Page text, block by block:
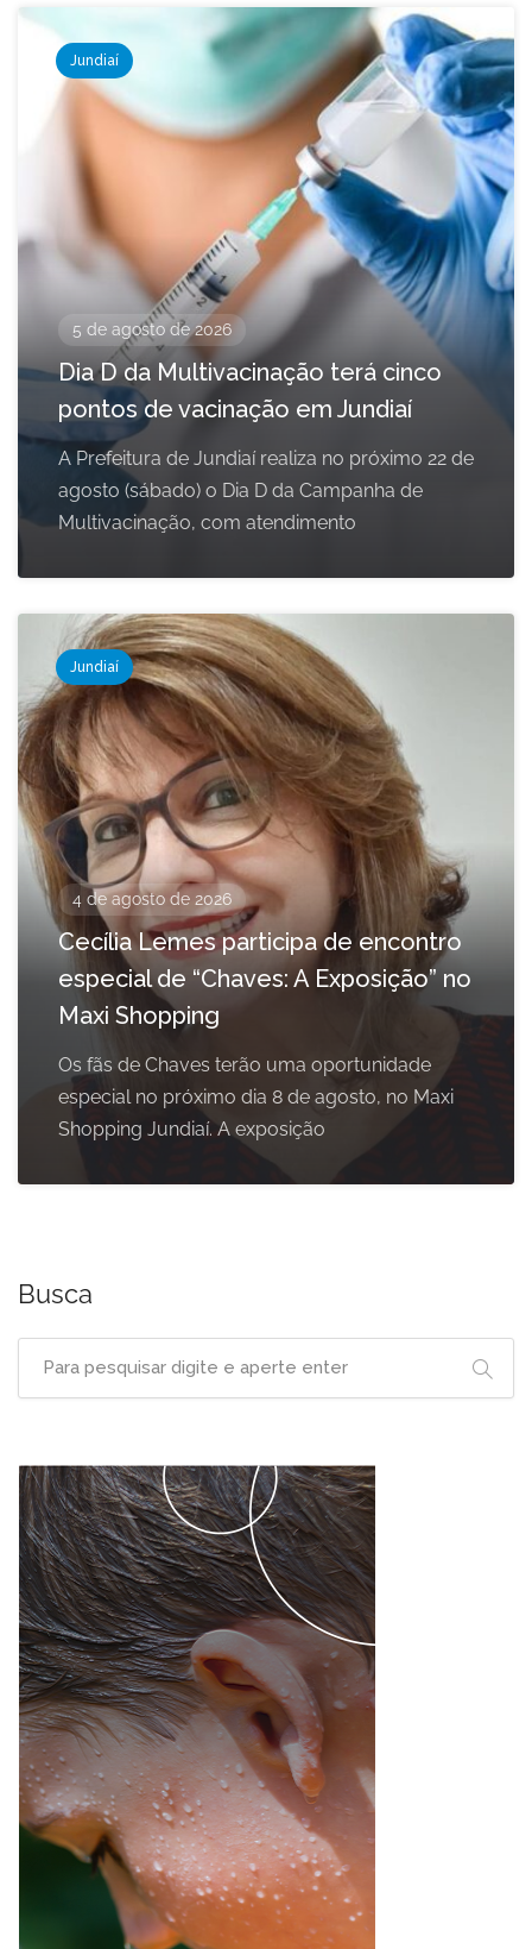
Jundiaí
5 de agosto de 2026
Dia D da Multivacinação terá cinco
pontos de vacinação em Jundiaí
A Prefeitura de Jundiaí realiza no próximo 22 de
agosto (sábado) o Dia D da Campanha de
Multivacinação, com atendimento
Jundiaí
4 de agosto de 2026
Cecília Lemes participa de encontro
especial de “Chaves: A Exposição” no
Maxi Shopping
Os fãs de Chaves terão uma oportunidade
especial no próximo dia 8 de agosto, no Maxi
Shopping Jundiaí. A exposição
Busca